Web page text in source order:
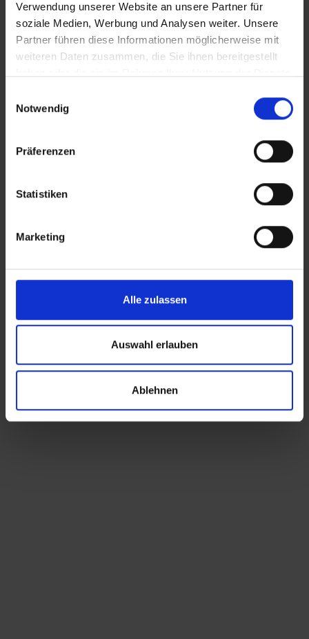
Verwendung unserer Website an unsere Partner für
soziale Medien, Werbung und Analysen weiter. Unsere
Partner führen diese Informationen möglicherweise mit
weiteren Daten zusammen, die Sie ihnen bereitgestellt
Notwendig
Präferenzen
Statistiken
Marketing
Alle zulassen
Auswahl erlauben
Ablehnen